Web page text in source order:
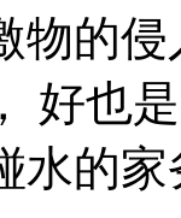
物的
好也
水的